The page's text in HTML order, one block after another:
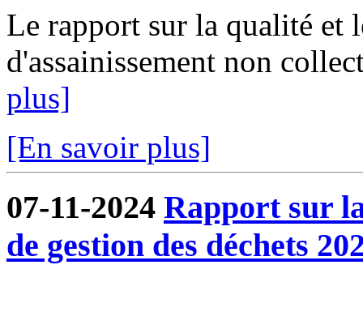
Le rapport sur la qualité et
d'assainissement non
plus]
[En savoir plus]
07-11-2024 Rapport sur
de gestion des déchets